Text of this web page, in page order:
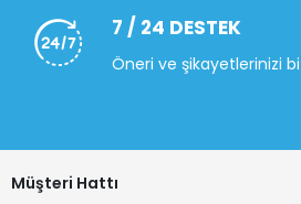
7 / 24 DESTEK
Öneri ve şikayetlerinizi
Müşteri Hattı